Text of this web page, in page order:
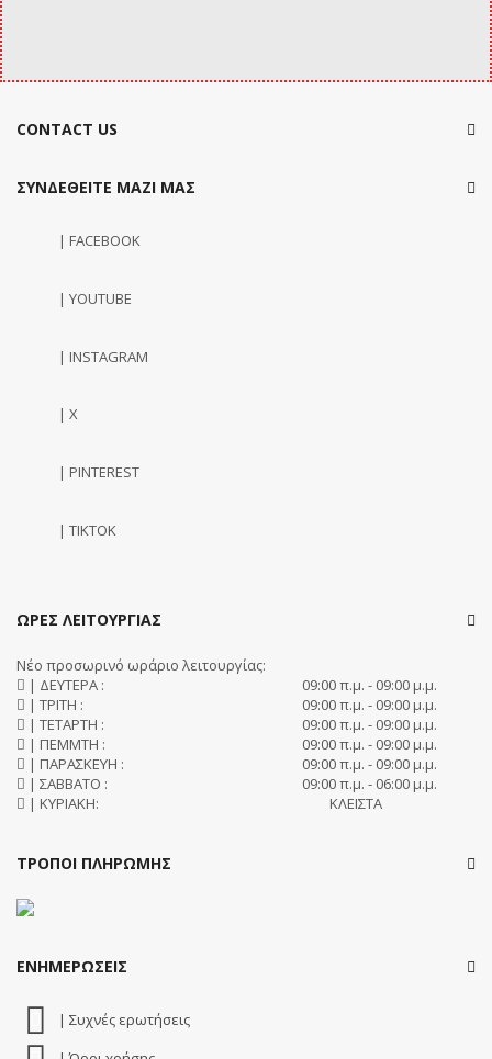
CONTACT US
ΣΥΝΔΕΘΕΙΤΕ ΜΑΖΙ ΜΑΣ
| FACEBOOK
| YOUTUBE
| INSTAGRAM
| X
| PINTEREST
| TIKTOK
ΩΡΕΣ ΛΕΙΤΟΥΡΓΙΑΣ
Νέο προσωρινό ωράριο λειτουργίας:
| ΔΕΥΤΕΡΑ :
09:00 π.μ. - 09:00 μ.μ.
| ΤΡΙΤΗ :
09:00 π.μ. - 09:00 μ.μ.
| ΤΕΤΑΡΤΗ :
09:00 π.μ. - 09:00 μ.μ.
| ΠΕΜΜΤΗ :
09:00 π.μ. - 09:00 μ.μ.
| ΠΑΡΑΣΚΕΥΗ :
09:00 π.μ. - 09:00 μ.μ.
| ΣΑΒΒΑΤΟ :
09:00 π.μ. - 06:00 μ.μ.
| ΚΥΡΙΑΚΗ:
ΚΛΕΙΣΤΑ
ΤΡΟΠΟΙ ΠΛΗΡΩΜΗΣ
ΕΝΗΜΕΡΩΣΕΙΣ
| Συχνές ερωτήσεις